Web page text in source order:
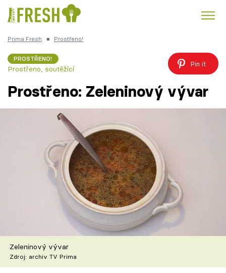
Česká kuchyně
Recepty
TV Program
Škola vaření
Recepty z TV
Prima Fresh ■ Prostřeno!
PROSTŘENO!
Prostřeno, soutěžící
Pin it
Prostřeno: Zeleninový vývar
Zeleninový vývar
Zdroj: archiv TV Prima